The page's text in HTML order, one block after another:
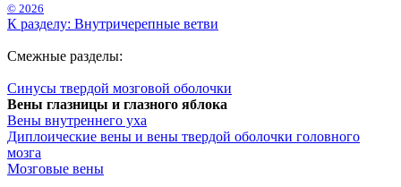
© 2026
К разделу: Внутричерепные ветви
Смежные разделы:
Синусы твердой мозговой оболочки
Вены глазницы и глазного яблока
Вены внутреннего уха
Диплоические вены и вены твердой оболочки головного
мозга
Мозговые вены